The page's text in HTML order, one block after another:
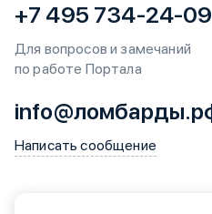
+7 495 734-24-09
Для вопросов и замечаний
по работе Портала
Написать сообщение